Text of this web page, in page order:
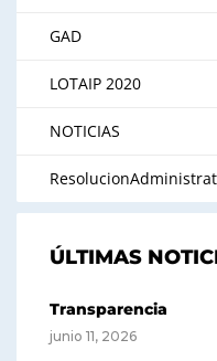
GAD
LOTAIP 2020
NOTICIAS
ÚLTIMAS
Transparencia
junio 11, 2026